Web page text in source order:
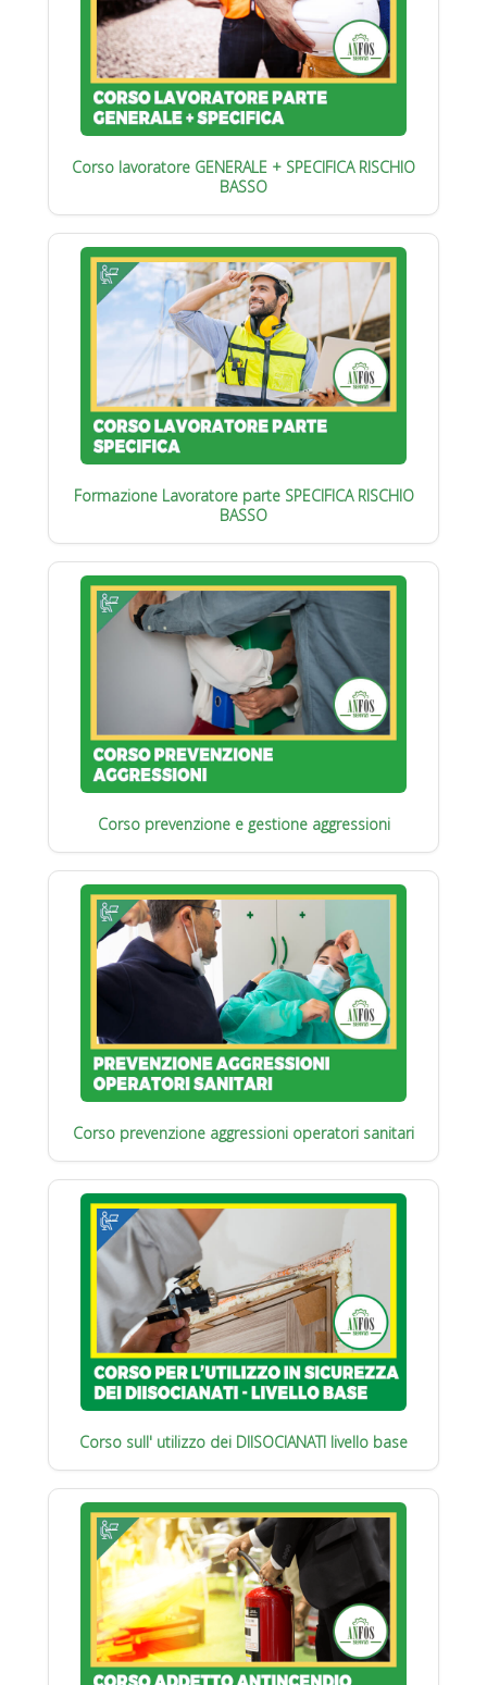
Corso lavoratore GENERALE + SPECIFICA RISCHIO
BASSO
Formazione Lavoratore parte SPECIFICA RISCHIO
BASSO
Corso prevenzione e gestione aggressioni
Corso prevenzione aggressioni operatori sanitari
Corso sull' utilizzo dei DIISOCIANATI livello base